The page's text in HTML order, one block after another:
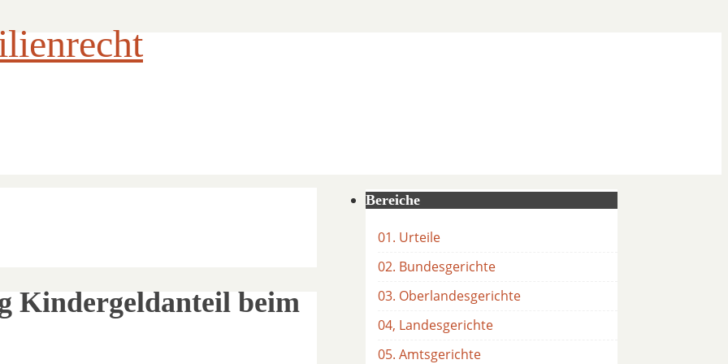
Kindergeldanteil beim
Bereiche
01. Urteile
02. Bundesgerichte
03. Oberlandesgerichte
04, Landesgerichte
05. Amtsgerichte